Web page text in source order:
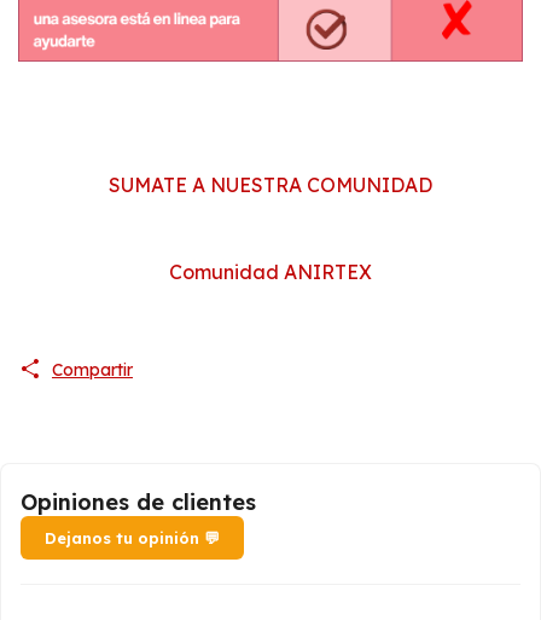
SUMATE A NUESTRA COMUNIDAD
Comunidad ANIRTEX
Compartir
Opiniones de clientes
Dejanos tu opinión 💬